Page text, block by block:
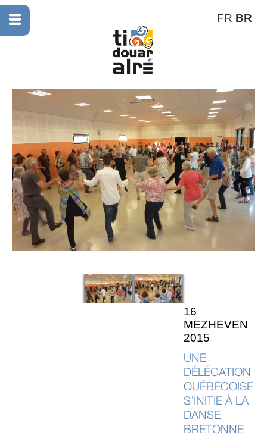
FR BR
16
MEZHEVEN
2015
UNE
DÉLÉGATION
QUÉBÉCOISE
S’INITIE À LA
DANSE
BRETONNE